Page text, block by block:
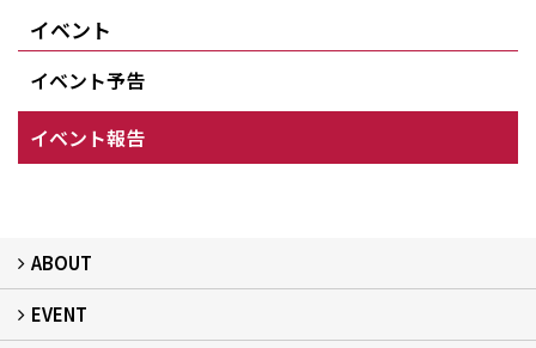
イベント
イベント予告
イベント報告
ABOUT
フィアスホームとは
家づくりの流れ
デザイン：注文住宅
居心地：断熱・気密
健康：健康住宅
安心：耐震・保証
自立：次世代レジリエンス住宅
絆：ひと
EVENT